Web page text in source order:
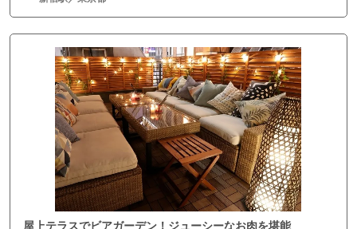
屋上テラスでビアガーデン！ジューシーなお肉を堪能